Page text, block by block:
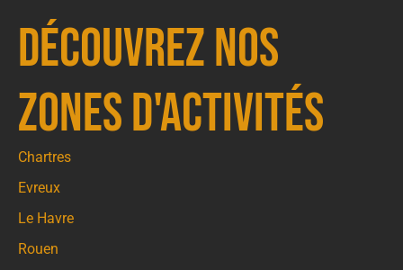
Découvrez nos
zones d'activités
Chartres
Evreux
Le Havre
Rouen